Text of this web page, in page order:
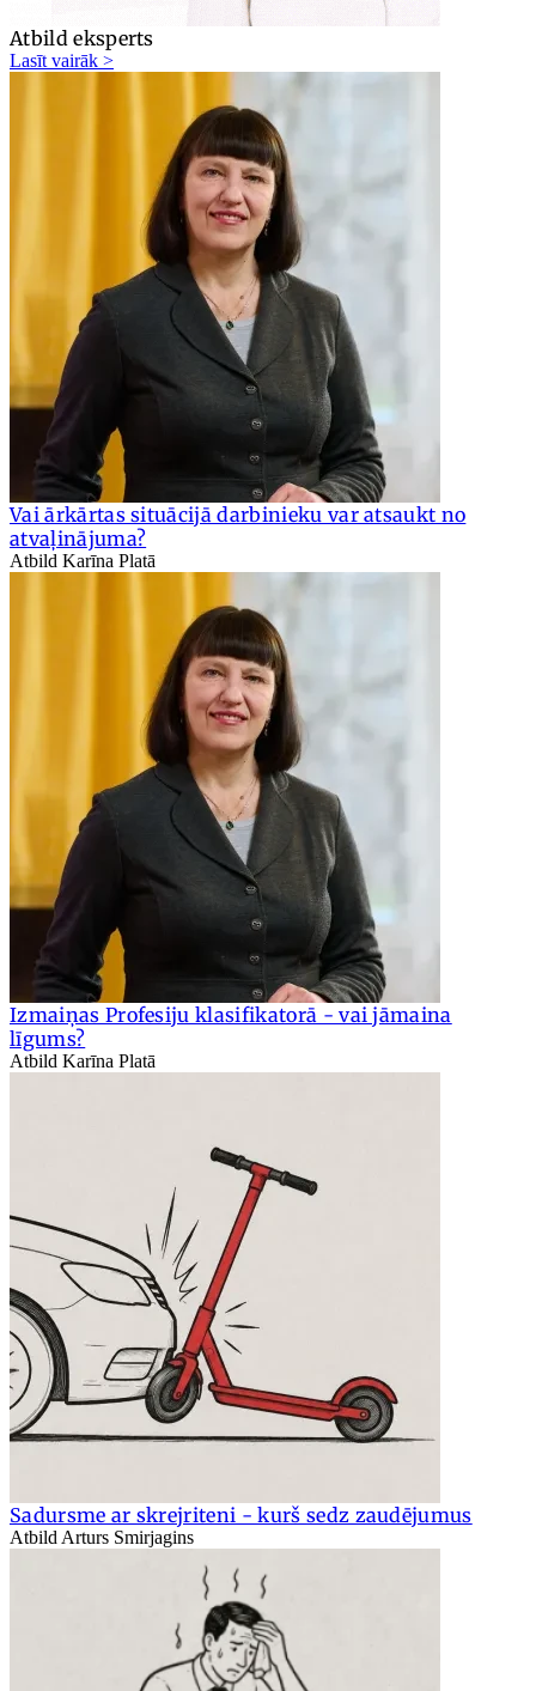
Atbild eksperts
Lasīt vairāk >
Vai ārkārtas situācijā darbinieku var atsaukt no
atvaļinājuma?
Atbild Karīna Platā
Izmaiņas Profesiju klasifikatorā - vai jāmaina
līgums?
Atbild Karīna Platā
Sadursme ar skrejriteni - kurš sedz zaudējumus
Atbild Arturs Smirjagins